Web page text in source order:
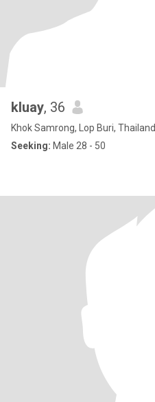
kluay, 36
Khok Samrong, Lop Buri, Thailand
Seeking: Male 28 - 50